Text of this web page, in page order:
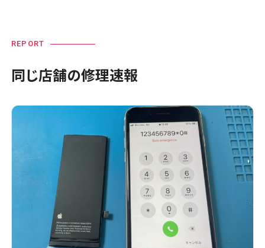
REPORT
同じ店舗の修理速報